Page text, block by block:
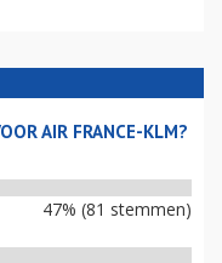
AIR FRANCE-KLM?
47% (81 stemmen)